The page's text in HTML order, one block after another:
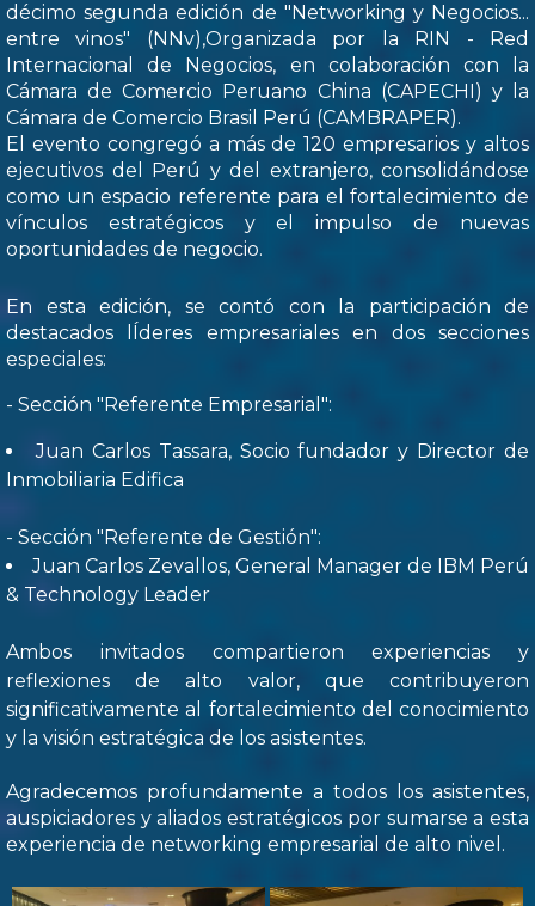
décimo segunda edición de "Networking y Negocios...
entre vinos" (NNv),Organizada por la RIN - Red
Internacional de Negocios, en colaboración con la
Cámara de Comercio Peruano China (CAPECHI) y la
Cámara de Comercio Brasil Perú (CAMBRAPER).
El evento congregó a más de 120 empresarios y altos
ejecutivos del Perú y del extranjero, consolidándose
como un espacio referente para el fortalecimiento de
vínculos estratégicos y el impulso de nuevas
oportunidades de negocio.
En esta edición, se contó con la participación de
destacados lÍderes empresariales en dos secciones
especiales:
- Sección "Referente Empresarial":
Juan Carlos Tassara, Socio fundador y Director de
Inmobiliaria Edifica
- Sección "Referente de Gestión":
Juan Carlos Zevallos, General Manager de IBM Perú
& Technology Leader
Ambos invitados compartieron experiencias y
reflexiones de alto valor, que contribuyeron
significativamente al fortalecimiento del conocimiento
y la visión estratégica de los asistentes.
Agradecemos profundamente a todos los asistentes,
auspiciadores y aliados estratégicos por sumarse a esta
experiencia de networking empresarial de alto nivel.